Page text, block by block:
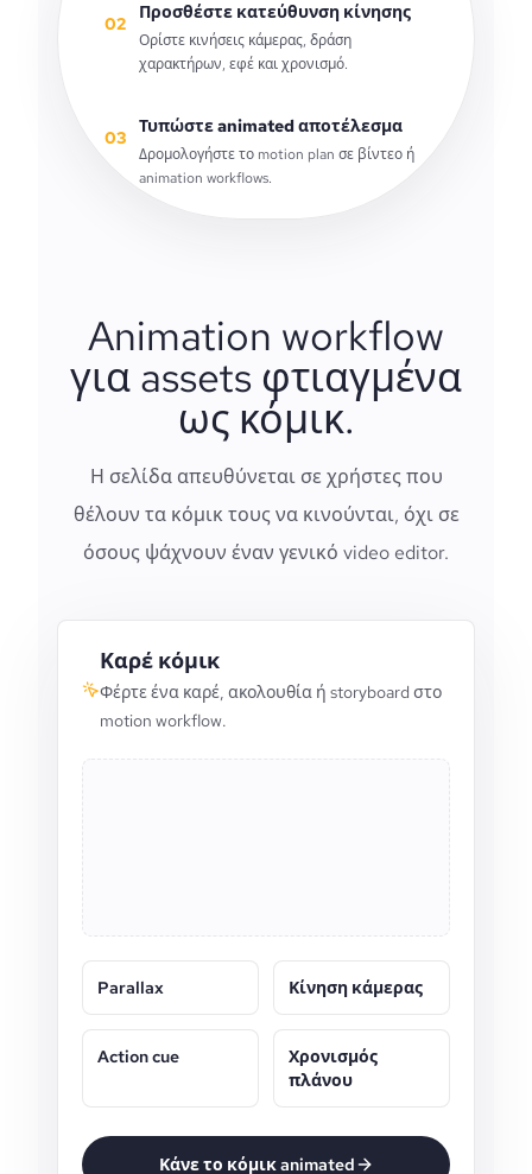
02
Προσθέστε κατεύθυνση κίνησης
Ορίστε κινήσεις κάμερας, δράση
χαρακτήρων, εφέ και χρονισμό.
03
Τυπώστε animated αποτέλεσμα
Δρομολογήστε το motion plan σε βίντεο ή
animation workflows.
Animation workflow
για assets φτιαγμένα
ως κόμικ.
Η σελίδα απευθύνεται σε χρήστες που
θέλουν τα κόμικ τους να κινούνται, όχι σε
όσους ψάχνουν έναν γενικό video editor.
Καρέ κόμικ
Φέρτε ένα καρέ, ακολουθία ή storyboard στο
motion workflow.
Parallax Κίνηση κάμερας
Action cue
Χρονισμός
πλάνου
Κάνε το κόμικ animated